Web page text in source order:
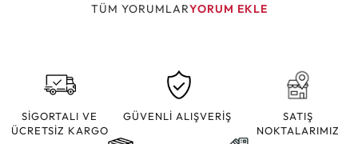
TÜM YORUMLARYORUM EKLE
SİGORTALI VE
ÜCRETSİZ KARGO
GÜVENLİ ALIŞVERİŞ
SATIŞ
NOKTALARIMIZ